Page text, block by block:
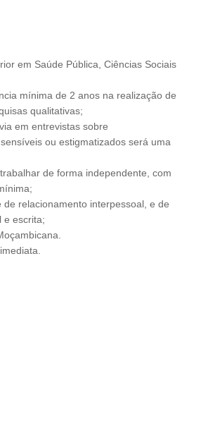
em Saúde Pública, Ciências Sociais
mínima de 2 anos na realização de
qualitativas;
em entrevistas sobre
ou estigmatizados será uma
de forma independente, com
de relacionamento interpessoal, e de
e escrita;